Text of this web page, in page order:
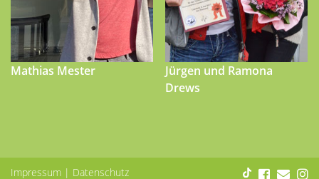
Mathias Mester
Jürgen und Ramona
Drews
Impressum | Datenschutz